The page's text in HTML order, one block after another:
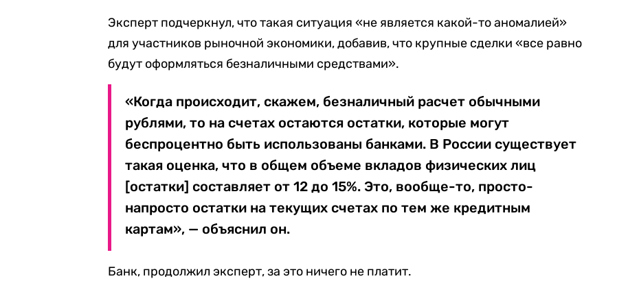
Эксперт подчеркнул, что такая ситуация «не является какой-то аномалией»
для участников рыночной экономики, добавив, что крупные сделки «все равно
будут оформляться безналичными средствами».
«Когда происходит, скажем, безналичный расчет обычными
рублями, то на счетах остаются остатки, которые могут
беспроцентно быть использованы банками. В России существует
такая оценка, что в общем объеме вкладов физических лиц
[остатки] составляет от 12 до 15%. Это, вообще-то, просто-
напросто остатки на текущих счетах по тем же кредитным
картам», — объяснил он.
Банк, продолжил эксперт, за это ничего не платит.